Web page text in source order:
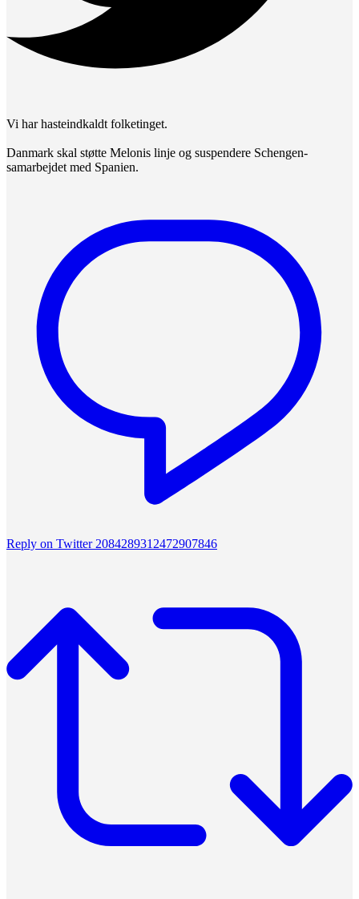
Vi har hasteindkaldt folketinget.
Danmark skal støtte Melonis linje og suspendere Schengen-
samarbejdet med Spanien.
Reply on Twitter 2084289312472907846